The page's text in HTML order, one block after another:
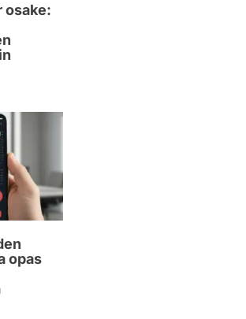
osake:
opas